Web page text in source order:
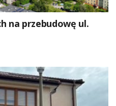
na przebudowę ul.